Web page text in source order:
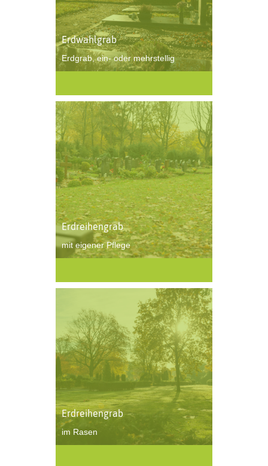
Erdwahlgrab
Erdgrab, ein- oder mehrstellig
Erdreihengrab
mit eigener Pflege
Erdreihengrab
im Rasen